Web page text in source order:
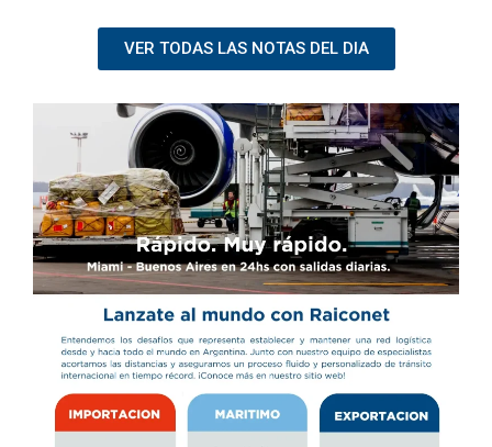
VER TODAS LAS NOTAS DEL DIA